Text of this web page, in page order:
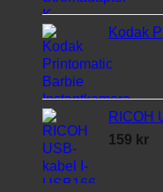
Kodak
RICOH
159 kr